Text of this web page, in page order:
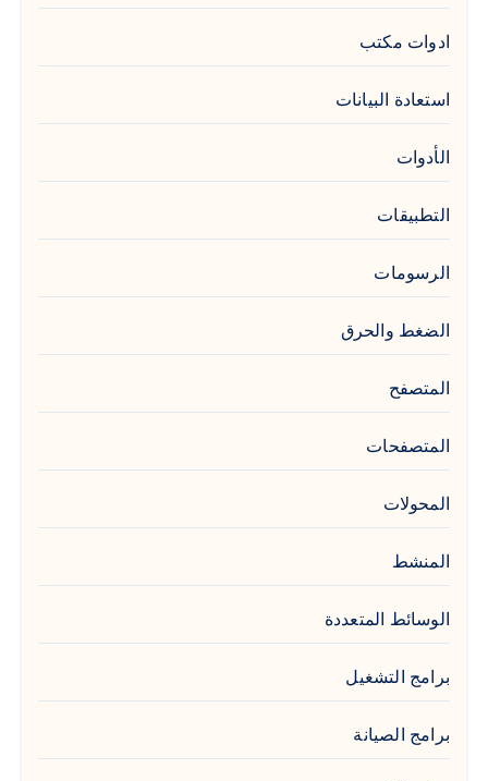
ادوات مكتب
استعادة البيانات
الأدوات
التطبيقات
الرسومات
الضغط والحرق
المتصفح
المتصفحات
المحولات
المنشط
الوسائط المتعددة
برامج التشغيل
برامج الصيانة